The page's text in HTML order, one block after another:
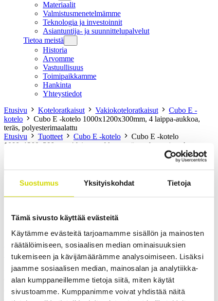
Suostumus Yksityiskohdat Tietoja
Tämä sivusto käyttää evästeitä
Käytämme evästeitä tarjoamamme sisällön ja mainosten
räätälöimiseen, sosiaalisen median ominaisuuksien
tukemiseen ja kävijämäärämme analysoimiseen. Lisäksi
jaamme sosiaalisen median, mainosalan ja analytiikka-
alan kumppaneillemme tietoja siitä, miten käytät
sivustoamme. Kumppanimme voivat yhdistää näitä
Materiaalit
Valmistusmenetelmämme
Teknologia ja investoinnit
Asiantuntija- ja suunnittelupalvelut
Tietoa meistä
Historia
Arvomme
Vastuullisuus
Toimipaikkamme
Hankinta
Yhteystiedot
Etusivu
Koteloratkaisut Vakiokoteloratkaisut
Cubo E -
kotelo
Cubo E -kotelo 1000x1200x300mm, 4 laippa-aukkoa,
teräs, polyesterimaalattu
Etusivu
Tuotteet Cubo E -kotelo
Cubo E -kotelo
1000x1200x300mm, 4 laippa-aukkoa, teräs, polyesterimaalattu
Cubo E -kotelo
Cubo E -kotelo
1000x1200x300mm, 4 laippa-
aukkoa, teräs,
polyesterimaalattu
Yhteensopivuus:Cubo E
Tuotekoodi:EFEF10012030DASähkönumero: 3440470
Casemet vakiokotelosarjan Cubo E -kotelot soveltuvat
ominaisuuksiensa ansiosta erinomaisesti suojamaan